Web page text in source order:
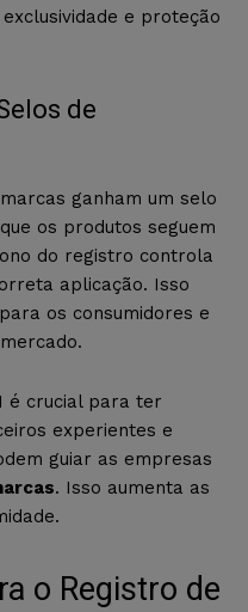
e proteção
de
ganham um selo
os produtos seguem
do registro controla
aplicação. Isso
os consumidores e
é crucial para ter
experientes e
guiar as empresas
. Isso aumenta as
o Registro de